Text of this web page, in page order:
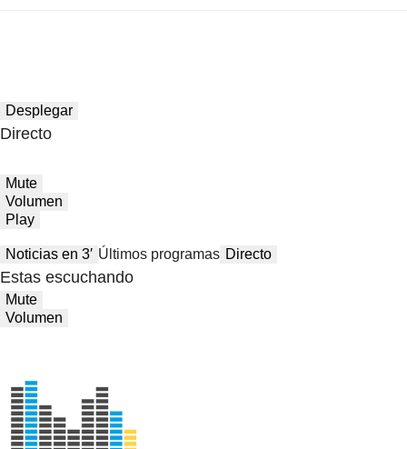
Desplegar
Directo
Mute
Volumen
Play
Noticias en 3′ Últimos programas Directo
Estas escuchando
Mute
Volumen